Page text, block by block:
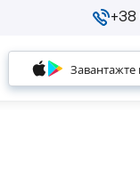
Завантажте